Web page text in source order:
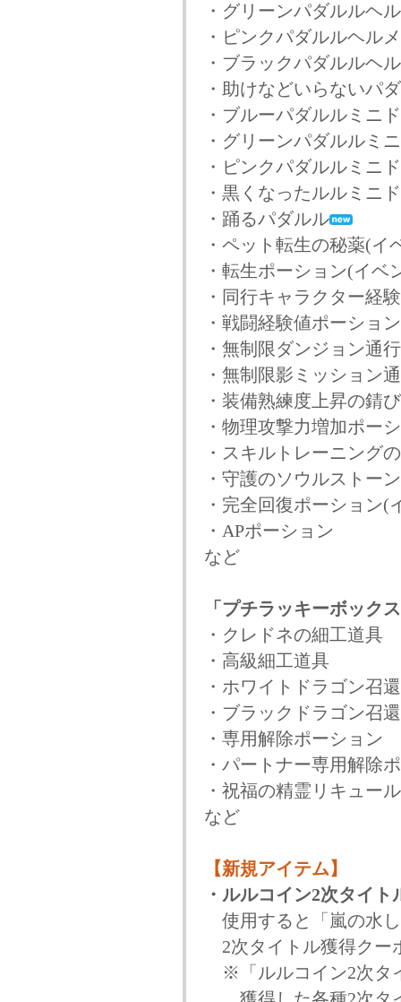
・グリーンパダルルヘ
・ピンクパダルルヘル
・ブラックパダルルヘ
・助けなどいらないパ
・ブルーパダルルミニ
・グリーンパダルルミ
・ピンクパダルルミニ
・黒くなったルルミニ
・踊るパダルル
・ペット転生の秘薬(イ
・転生ポーション(イベ
・同行キャラクター経
・戦闘経験値ポーショ
・無制限ダンジョン通
・無制限影ミッション
・装備熟練度上昇の錆
・物理攻撃力増加ポー
・スキルトレーニング
・守護のソウルストー
・完全回復ポーション(
・APポーション
など
「プチラッキーボック
・クレドネの細工道具
・高級細工道具
・ホワイトドラゴン召
・ブラックドラゴン召
・専用解除ポーション
・パートナー専用解除
・祝福の精霊リキュール
など
【新規アイテム】
・ルルコイン2次タイト
使用すると「嵐の水
2次タイトル獲得クー
※「ルルコイン2次タ